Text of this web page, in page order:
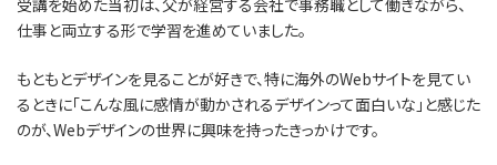
仕事と両立する形で学習を進めていました。
もともとデザインを見ることが好きで、特に海外のWebサイトを見てい
るときに「こんな風に感情が動かされるデザインって面白いな」と感じた
のが、Webデザインの世界に興味を持ったきっかけです。